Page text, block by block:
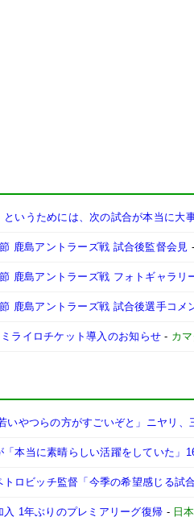
いうためには、次の試合が本当に大事
鹿島アントラーズ戦 試合後監督会見
鹿島アントラーズ戦 フォトギャラリ
鹿島アントラーズ戦 試合後選手コメ
ライロチケット導入のお知らせ - カ
いやつらの方がすごいぞと」ニヤリ
「本当に素晴らしい活躍をしていた」
ロビッチ監督「今季の希望感じる試合
1年ぶりのプレミアリーグ復帰 - 日